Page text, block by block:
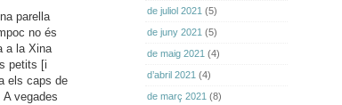
parella
no és
a la Xina
petits [i
els caps de
vegades
de juliol 2021 (5)
de juny 2021 (5)
de maig 2021 (4)
d’abril 2021 (4)
de març 2021 (8)